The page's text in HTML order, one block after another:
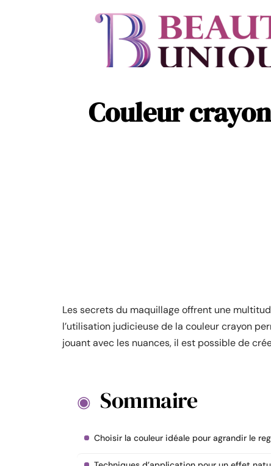
Couleur
Les secrets du maquillage offrent une
l’utilisation judicieuse de la couleur crayon
jouant avec les nuances, il est possible de
Sommaire
Choisir la couleur idéale pour agrandir le